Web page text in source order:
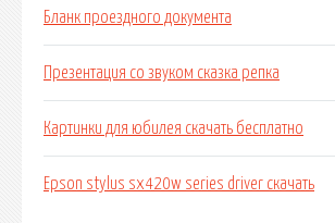
Бланк проездного документа
Презентация со звуком сказка репка
Картинки для юбилея скачать бесплатно
Epson stylus sx420w series driver скачать